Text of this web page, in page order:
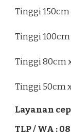
Tinggi 150cm
Tinggi 100cm
Tinggi 80cm
Tinggi 50cm
Layanan
TLP / WA :